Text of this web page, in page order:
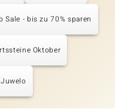
Sale - bis zu 70% sparen
Oktober